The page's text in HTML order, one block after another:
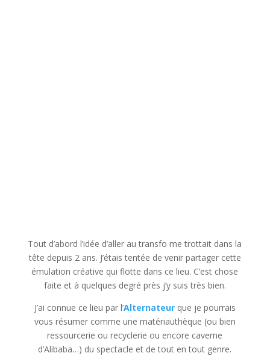
Tout d’abord l’idée d’aller au transfo me trottait dans la
tête depuis 2 ans. J’étais tentée de venir partager cette
émulation créative qui flotte dans ce lieu. C’est chose
faite et à quelques degré près j’y suis très bien.
J’ai connue ce lieu par l’Alternateurque je pourrais
vous résumer comme une matériauthèque (ou bien
ressourcerie ou recyclerie ou encore caverne
d’Alibaba…) du spectacle et de tout en tout genre.